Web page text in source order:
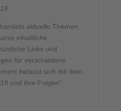
aktuelle Themen
inhaltliche
Links und
für verschiedene
befasst sich mit dem
und ihre Folgen“.